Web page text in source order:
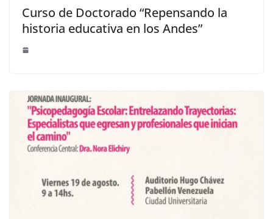
Curso de Doctorado “Repensando la
historia educativa en los Andes”